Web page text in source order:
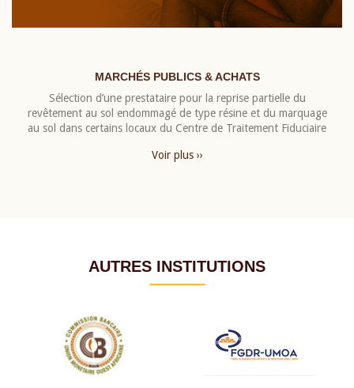
MARCHÉS PUBLICS & ACHATS
Sélection d’une prestataire pour la reprise partielle du
revêtement au sol endommagé de type résine et du marquage
au sol dans certains locaux du Centre de Traitement Fiduciaire
Voir plus ››
AUTRES INSTITUTIONS